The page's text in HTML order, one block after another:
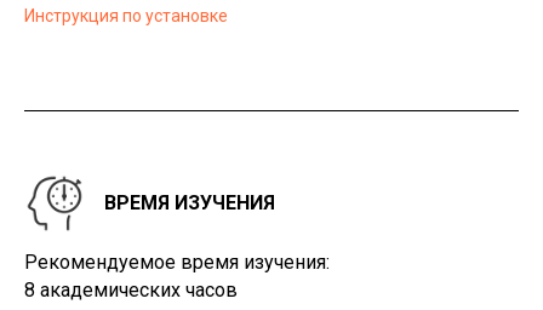
Инструкция по установке
ВРЕМЯ ИЗУЧЕНИЯ
Рекомендуемое время изучения:
8 академических часов